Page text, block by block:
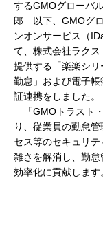
するGMOグローバ
郎 以下、GMOグロ
ンオンサービス（
て、株式会社ラク
提供する「楽楽シ
勤怠」および電子
証連携をしました。
「GMOトラスト
り、従業員の勤怠
セス等のセキュリ
雑さを解消し、勤
効率化に貢献します